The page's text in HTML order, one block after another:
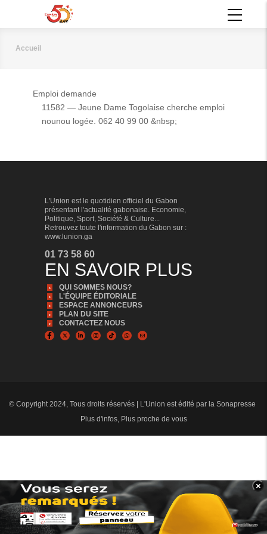
principal
Fil
Accueil
Emploi demande
11582 — Jeune Dame Togolaise cherche emploi
nounou logée. 062 40 99 00 &nbsp;
BANNER_BAS
×
L'Union est le quotidien officiel du Gabon
présentant l'actualité gabonaise. Economie,
Politique, Sport, Société & Culture...
Retrouvez toute l'information du Gabon sur :
www.lunion.ga
01 73 58 60
EN SAVOIR PLUS
QUI SOMMES NOUS?
L'ÉQUIPE ÉDITORIALE
ESPACE ANNONCEURS
PLAN DU SITE
CONTACTEZ NOUS
© Copyright 2024, Tous droits réservés | L'Union est édité par la Sonapresse
Plus d'infos, Plus proche de vous